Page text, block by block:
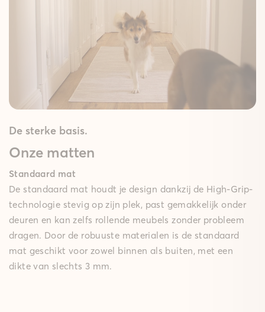
De sterke basis.
Onze matten
Standaard mat
De standaard mat houdt je design dankzij de High-Grip-
technologie stevig op zijn plek, past gemakkelijk onder
deuren en kan zelfs rollende meubels zonder probleem
dragen. Door de robuuste materialen is de standaard
mat geschikt voor zowel binnen als buiten, met een
dikte van slechts 3 mm.